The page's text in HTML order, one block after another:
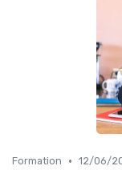
Formation • 12/06/